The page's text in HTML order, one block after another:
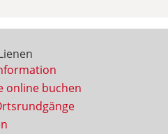
online buchen